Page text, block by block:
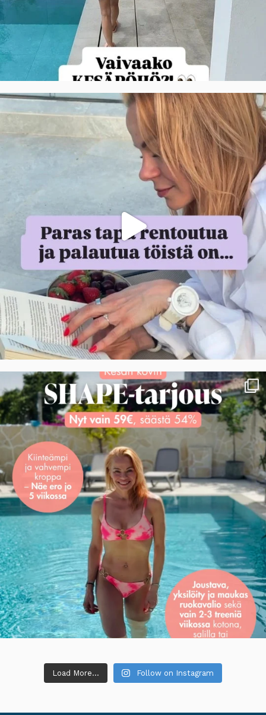
Load More... Follow on Instagram